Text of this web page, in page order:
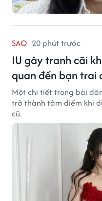
SAO 20 phút trước
IU gây tranh cãi
quan đến bạn trai
Một chi tiết trong bài
trở thành tâm điểm khi
cũ.